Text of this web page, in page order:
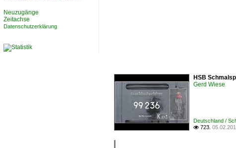
HSB
Gerd Wiese
Deutschland /
 723.
Neuzugänge
Zeitachse
Datenschutzerklärung